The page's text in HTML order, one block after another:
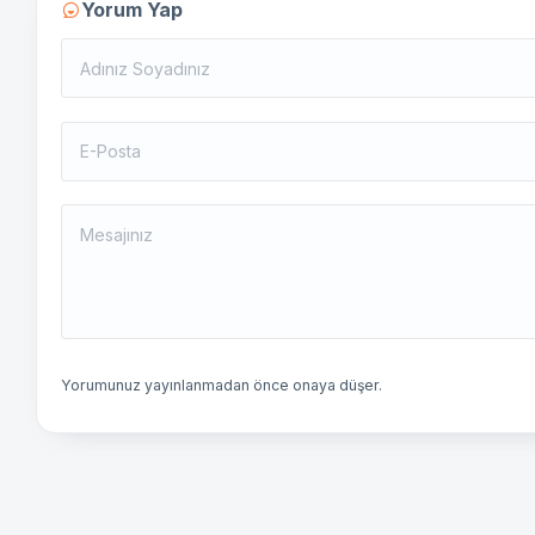
Yorum Yap
Yorumunuz yayınlanmadan önce onaya düşer.